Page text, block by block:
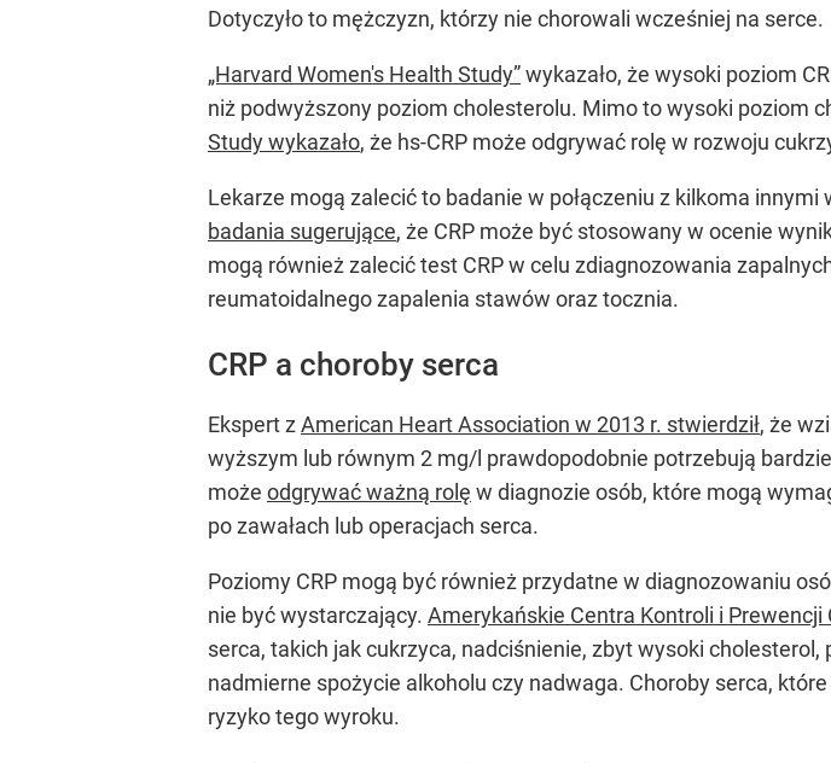
Dotyczyło to mężczyzn, którzy nie chorowali wcześniej na serce.
„Harvard Women's Health Study”wykazało, że wysoki poziom
niż podwyższony poziom cholesterolu. Mimo to wysoki poziom
Study wykazało, że hs-CRP może odgrywać rolę w rozwoju
Lekarze mogą zalecić to badanie w połączeniu z kilkoma
badania sugerujące, że CRP może być stosowany w ocenie
mogą również zalecić test CRP w celu zdiagnozowania
reumatoidalnego zapalenia stawów oraz tocznia.
CRP a choroby serca
Ekspert z American Heart Association w 2013 r. stwierdził, że
wyższym lub równym 2 mg/l prawdopodobnie potrzebują
może odgrywać ważną rolę w diagnozie osób, które mogą
po zawałach lub operacjach serca.
Poziomy CRP mogą być również przydatne w diagnozowaniu
nie być wystarczający. Amerykańskie Centra Kontroli i Prewencji
serca, takich jak cukrzyca, nadciśnienie, zbyt wysoki
nadmierne spożycie alkoholu czy nadwaga. Choroby serca,
ryzyko tego wyroku.